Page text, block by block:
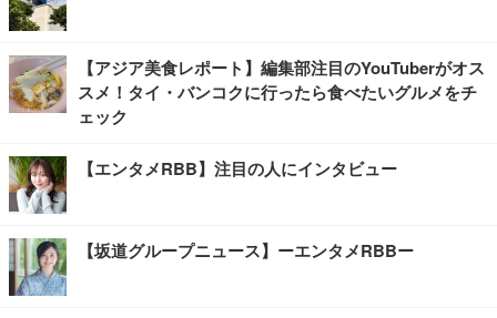
【アジア美食レポート】編集部注目のYouTuberがオス
スメ！タイ・バンコクに行ったら食べたいグルメをチ
ェック
【エンタメRBB】注目の人にインタビュー
【坂道グループニュース】ーエンタメRBBー